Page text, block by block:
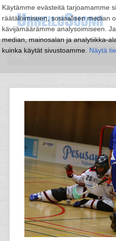
Käytämme evästeitä tarjoamamme
räätälöimiseen, sosiaalisen median
kävijämäärämme analysoimiseen.
median, mainosalan ja analytiikka-
kuinka käytät sivustoamme. Näytä